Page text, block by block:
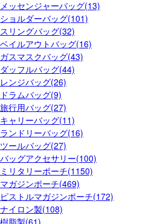
メッセンジャーバッグ(13)
ショルダーバッグ(101)
スリングバッグ(32)
ベイルアウトバッグ(16)
ガスマスクバッグ(43)
ダッフルバッグ(44)
レンジバッグ(26)
ドラムバッグ(9)
旅行用バッグ(27)
キャリーバッグ(11)
ランドリーバッグ(16)
ツールバッグ(27)
バッグアクセサリー(100)
ミリタリーポーチ(1150)
マガジンポーチ(469)
ピストルマガジンポーチ(172)
ナイロン製(108)
樹脂製(61)